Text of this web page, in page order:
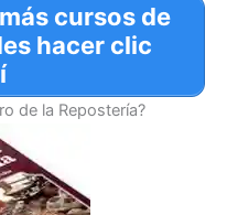
cursos de
hacer clic
de la Repostería?